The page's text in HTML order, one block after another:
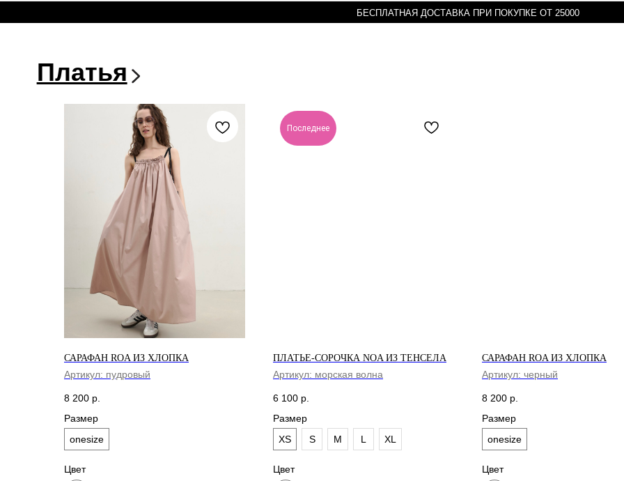
САРАФАН ROA ИЗ ХЛОПКА
Артикул: пудровый
8 200 р.
Размер
onesize
Цвет
Последнее
ПЛАТЬЕ-СОРОЧКА NOA ИЗ ТЕНСЕЛА
Артикул: морская волна
6 100 р.
Размер
XS
S M L XL
Цвет
САРАФАН ROA ИЗ ХЛОПКА
Артикул: черный
8 200 р.
Размер
onesize
Цвет